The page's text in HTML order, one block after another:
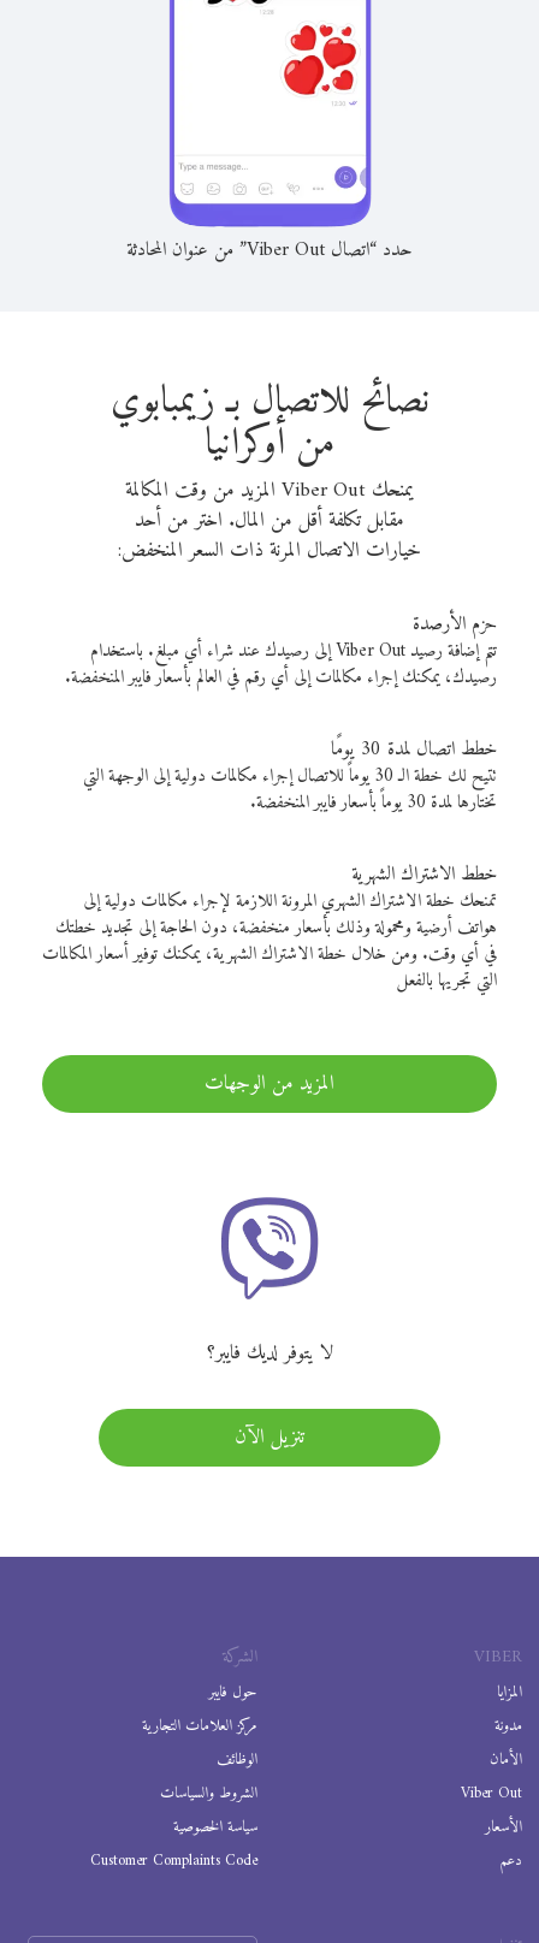
حدد “اتصال Viber Out” من عنوان المحادثة
نصائح للاتصال بـ زيمبابوي
من أوكرانيا
يمنحك Viber Out المزيد من وقت المكالمة
مقابل تكلفة أقل من المال. اختر من أحد
خيارات الاتصال المرنة ذات السعر المنخفض:
حزم الأرصدة
تتم إضافة رصيد Viber Out إلى رصيدك عند شراء أي مبلغ. باستخدام
رصيدك، يمكنك إجراء مكالمات إلى أي رقم في العالم بأسعار فايبر المنخفضة.
خطط اتصال لمدة 30 يومًا
تتيح لك خطة الـ 30 يوماً للاتصال إجراء مكالمات دولية إلى الوجهة التي
تختارها لمدة 30 يوماً بأسعار فايبر المنخفضة.
خطط الاشتراك الشهرية
تمنحك خطة الاشتراك الشهري المرونة اللازمة لإجراء مكالمات دولية إلى
هواتف أرضية ومحمولة وذلك بأسعار منخفضة، دون الحاجة إلى تجديد خطتك
في أي وقت. ومن خلال خطة الاشتراك الشهرية، يمكنك توفير أسعار المكالمات
التي تجريها بالفعل
المزيد من الوجهات
لا يتوفر لديك فايبر؟
تنزيل الآن
VIBER
المزايا
مدونة
الأمان
Viber Out
الأسعار
دعم
الشركة
حول فايبر
مركز العلامات التجارية
الوظائف
الشروط والسياسات
سياسة الخصوصية
Customer Complaints Code